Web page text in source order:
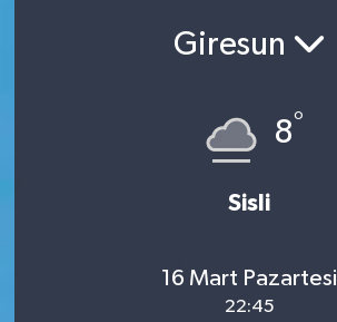
Giresun
8°
Sisli
16 Mart Pazartesi
22:45